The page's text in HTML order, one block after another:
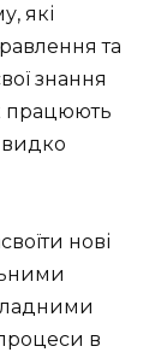
які
та
знання
працюють
нові
в